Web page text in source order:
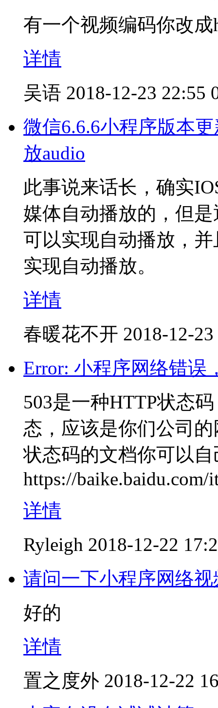
有一个视频编码你改
详情
吴语 2018-12-23 22:55
微信6.6.6小程序版本
放audio
此事说来话长，确实
媒体自动播放的，但
可以实现自动播放，
实现自动播放。
详情
春暖花不开 2018-12-
Error: 小程序网络错误
503是一种HTTP状态
态，应该是你们公司
状态码的文档你可以
https://
详情
Ryleigh 2018-12-22
请问一下小程序网络
好的
详情
置之度外 2018-12-22